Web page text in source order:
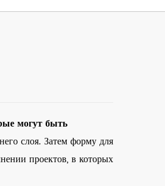
могут быть
слоя. Затем форму для
проектов, в которых